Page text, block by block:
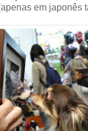
em japonês